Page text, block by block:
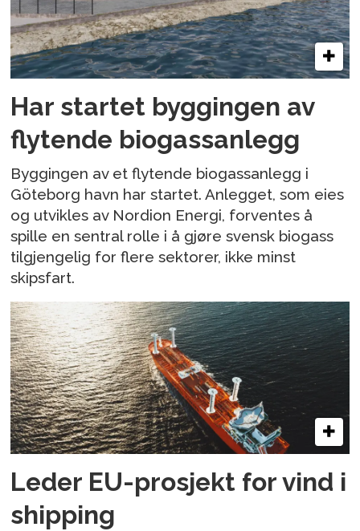
Har startet byggingen av
flytende biogassanlegg
Byggingen av et flytende biogassanlegg i
Göteborg havn har startet. Anlegget, som eies
og utvikles av Nordion Energi, forventes å
spille en sentral rolle i å gjøre svensk biogass
tilgjengelig for flere sektorer, ikke minst
skipsfart.
Leder EU-prosjekt for vind i
shipping